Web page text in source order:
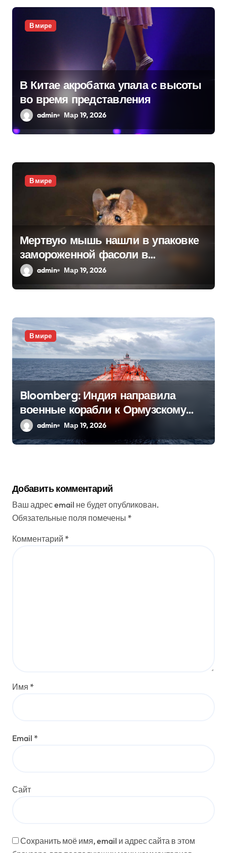
п
п
и
с
я
В мире
В Китае акробатка упала с высоты
во время представления
admin Мар 19, 2026
В мире
Мертвую мышь нашли в упаковке
замороженной фасоли в
Нидерландах
admin Мар 19, 2026
В мире
Bloomberg: Индия направила
военные корабли к Ормузскому
проливу
admin Мар 19, 2026
Добавить комментарий
Ваш адрес email не будет опубликован.
Обязательные поля помечены *
Комментарий *
Имя *
Email *
Сайт
Сохранить моё имя, email и адрес сайта в этом